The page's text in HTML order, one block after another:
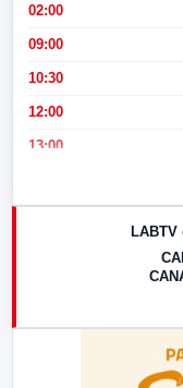
02:00
09:00
10:30
12:00
13:00
LABTV